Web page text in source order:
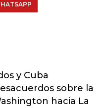
y Cuba
sobre la
hacia La